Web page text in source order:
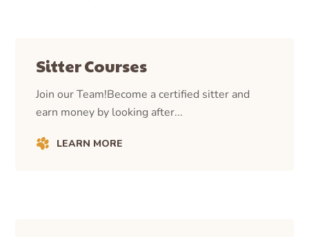
Sitter Courses
Join our Team!Become a certified sitter and
earn money by looking after...
LEARN MORE